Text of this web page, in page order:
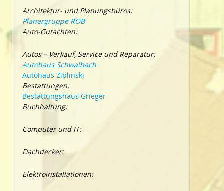
Architektur- und Planungsbüros:
Planergruppe ROB
Auto-Gutachten:
Autos – Verkauf, Service und Reparatur:
Autohaus Schwalbach
Autohaus Ziplinski
Bestattungen:
Bestattungshaus Grieger
Buchhaltung:
Computer und IT:
Dachdecker:
Elektroinstallationen: